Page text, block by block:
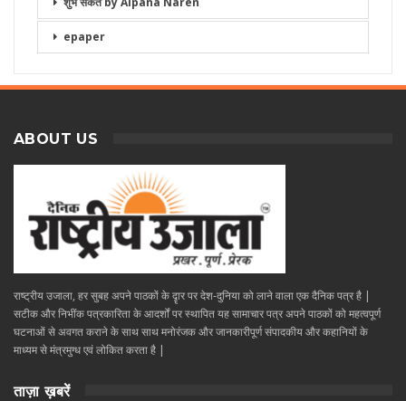
epaper
ABOUT US
राष्ट्रीय उजाला, हर सुबह अपने पाठकों के दॄार पर देश-दुनिया को लाने वाला एक दैनिक पत्र है |
सटीक और निभींक पत्रकारिता के आदर्शों पर स्थापित यह सामाचार पत्र अपने पाठकों को महत्वपूर्ण
घटनाओं से अवगत कराने के साथ साथ मनोरंजक और जानकारीपूर्ण संपादकीय और कहानियों के
माध्यम से मंत्रमुग्ध एवं लोकित करता है |
ताज़ा ख़बरें